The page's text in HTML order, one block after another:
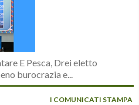
E Pesca, Drei eletto
burocrazia e...
I COMUNICATI STAMPA